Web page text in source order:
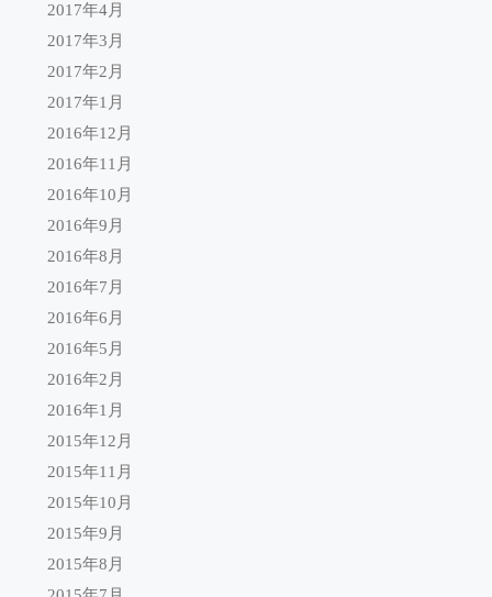
2017年4月
2017年3月
2017年2月
2017年1月
2016年12月
2016年11月
2016年10月
2016年9月
2016年8月
2016年7月
2016年6月
2016年5月
2016年2月
2016年1月
2015年12月
2015年11月
2015年10月
2015年9月
2015年8月